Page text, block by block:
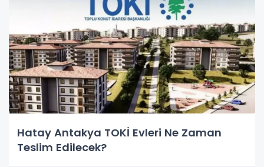
Hatay Antakya TOKİ Evleri Ne Zaman
Teslim Edilecek?